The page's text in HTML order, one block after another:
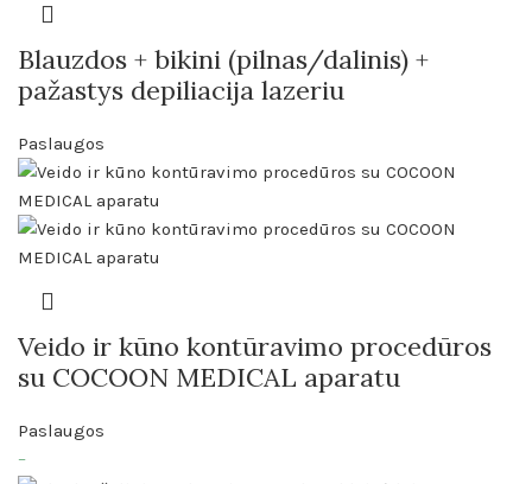
Blauzdos + bikini (pilnas/dalinis) +
pažastys depiliacija lazeriu
Paslaugos
Veido ir kūno kontūravimo procedūros
su COCOON MEDICAL aparatu
Paslaugos
–